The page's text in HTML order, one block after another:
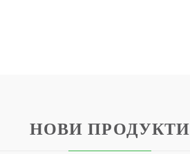
НОВИ ПРОДУКТИ